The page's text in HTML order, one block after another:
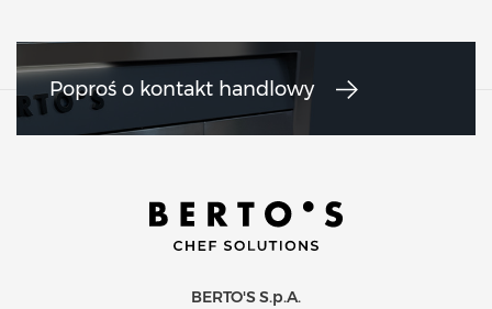
Poproś o kontakt handlowy
BERTO'S S.p.A.